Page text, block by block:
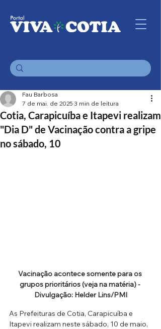
Cotia, Carapicuíba e Itapevi realizam
"Dia D" de Vacinação contra a gripe
no sábado, 10
Fau Barbosa
7 de mai. de 2025 3 min de leitura
Vacinação acontece somente para os
grupos prioritários (veja na matéria) -
Divulgação: Helder Lins/PMI
As Prefeituras de Cotia, Carapicuíba e
Itapevi realizam neste sábado, 10 de maio,